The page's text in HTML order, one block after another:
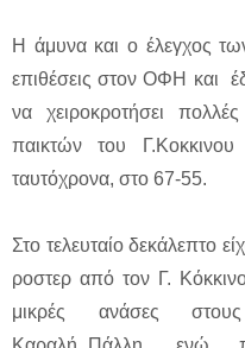
Η άμυνα και ο έλεγχος
επιθέσεις στον ΟΦΗ και
να χειροκροτήσει
παικτών του
ταυτόχρονα, στο 67-55.
Στο τελευταίο δεκάλεπτο
ροστερ από τον Γ.
μικρές ανάσες